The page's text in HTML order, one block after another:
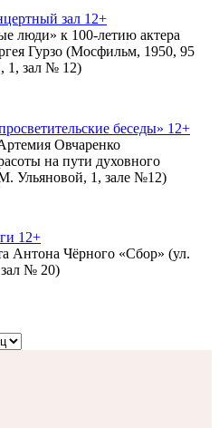
зал 12+
люди» к 100-летию актера
Гурзо (Мосфильм, 1950, 95
1, зал № 12)
беседы» 12+
Овчаренко
на пути духовного
Ульяновой, 1, зале №12)
12+
Антона Чёрного «Сбор» (ул.
№ 20)